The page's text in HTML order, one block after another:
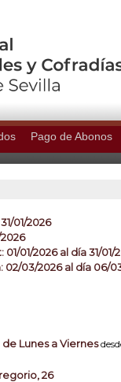
Pago de Abonos
01/2026
01/2026 al día 31/01/
03/2026 al día 06/
de Lunes a Viernes
26